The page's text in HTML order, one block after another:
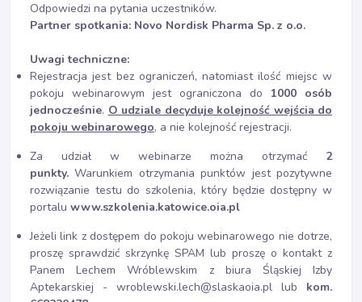
Odpowiedzi na pytania uczestników.
Partner spotkania: Novo Nordisk Pharma Sp. z o.o.
Uwagi techniczne:
Rejestracja jest bez ograniczeń, natomiast ilość miejsc w
pokoju webinarowym jest ograniczona do 1000 osób
jednocześnie. O udziale decyduje kolejność wejścia do
pokoju webinarowego, a nie kolejność rejestracji.
Za udział w webinarze można otrzymać 2
punkty. Warunkiem otrzymania punktów jest pozytywne
rozwiązanie testu do szkolenia, który będzie dostępny w
portalu www.szkolenia.katowice.oia.pl
Jeżeli link z dostępem do pokoju webinarowego nie dotrze,
proszę sprawdzić skrzynkę SPAM lub proszę o kontakt z
Panem Lechem Wróblewskim z biura Śląskiej Izby
Aptekarskiej - wroblewski.lech@slaskaoia.pl lub kom.